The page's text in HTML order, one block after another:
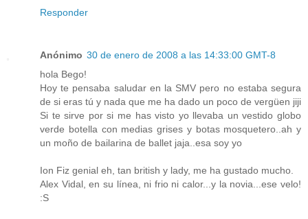
Responder
Anónimo 30 de enero de 2008 a las 14:33:00 GMT-8
hola Bego!
Hoy te pensaba saludar en la SMV pero no estaba segura
de si eras tú y nada que me ha dado un poco de vergüen jiji
Si te sirve por si me has visto yo llevaba un vestido globo
verde botella con medias grises y botas mosquetero..ah y
un moño de bailarina de ballet jaja..esa soy yo
Ion Fiz genial eh, tan british y lady, me ha gustado mucho.
Alex Vidal, en su línea, ni frio ni calor...y la novia...ese velo!
:S